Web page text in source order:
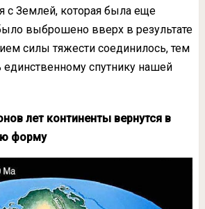
с Землей, которая была еще
выброшено вверх в результате
силы тяжести соединилось, тем
спутнику нашей
лет континенты вернутся в
форму